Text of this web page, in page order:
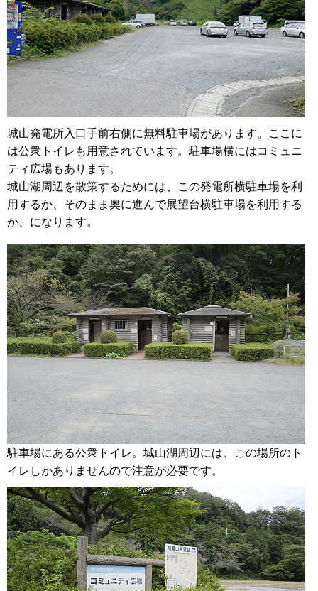
城山発電所入口手前右側に無料駐車場があります。ここに
は公衆トイレも用意されています。駐車場横にはコミュニ
ティ広場もあります。
城山湖周辺を散策するためには、この発電所横駐車場を利
用するか、そのまま奥に進んで展望台横駐車場を利用する
か、になります。
駐車場にある公衆トイレ。城山湖周辺には、この場所のト
イレしかありませんので注意が必要です。